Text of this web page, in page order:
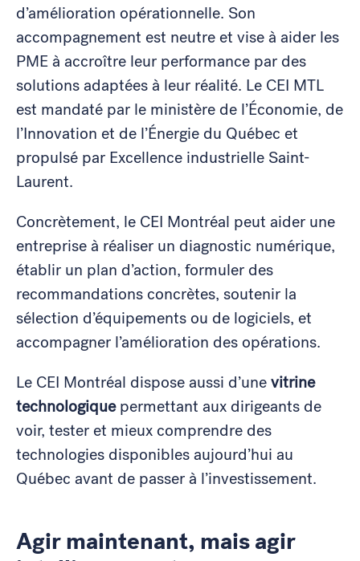
d’amélioration opérationnelle. Son
accompagnement est neutre et vise à aider les
PME à accroître leur performance par des
solutions adaptées à leur réalité. Le CEI MTL
est mandaté par le ministère de l’Économie, de
l’Innovation et de l’Énergie du Québec et
propulsé par Excellence industrielle Saint-
Laurent.
Concrètement, le CEI Montréal peut aider une
entreprise à réaliser un diagnostic numérique,
établir un plan d’action, formuler des
recommandations concrètes, soutenir la
sélection d’équipements ou de logiciels, et
accompagner l’amélioration des opérations.
Le CEI Montréal dispose aussi d’unevitrine
technologiquepermettant aux dirigeants de
voir, tester et mieux comprendre des
technologies disponibles aujourd’hui au
Québec avant de passer à l’investissement.
Agir maintenant, mais agir